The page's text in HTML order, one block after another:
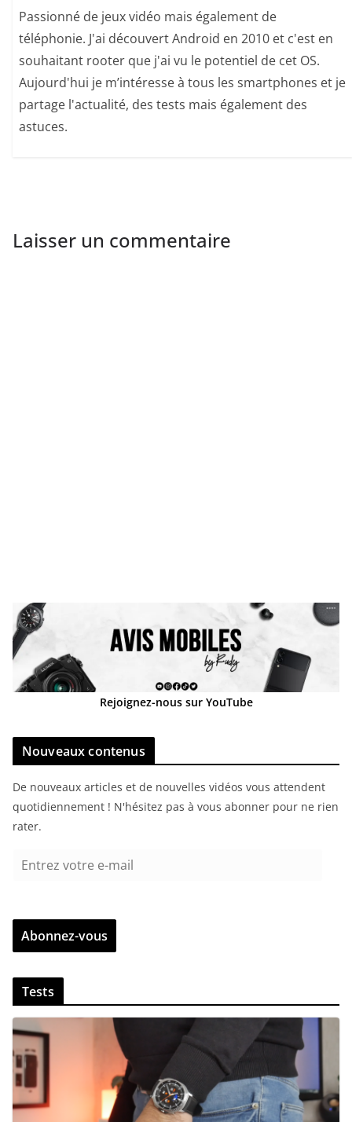
Passionné de jeux vidéo mais également de
téléphonie. J'ai découvert Android en 2010 et c'est en
souhaitant rooter que j'ai vu le potentiel de cet OS.
Aujourd'hui je m’intéresse à tous les smartphones et je
partage l'actualité, des tests mais également des
astuces.
Laisser un commentaire
Rejoignez-nous sur YouTube
Nouveaux contenus
De nouveaux articles et de nouvelles vidéos vous attendent
quotidiennement ! N'hésitez pas à vous abonner pour ne rien
rater.
r
z
v
t
r
e
e
m
Abonnez-vous
Tests